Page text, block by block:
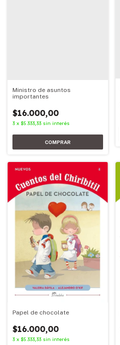
Ministro de asuntos
importantes
$16.000,00
3 x $5.333,33 sin interés
Papel de chocolate
$16.000,00
3 x $5.333,33 sin interés